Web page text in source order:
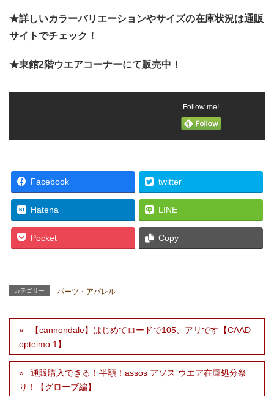
★詳しいカラーバリエーションやサイズの在庫状況は通販
サイトでチェック！
★東館2階ウエアコーナーにて販売中！
Follow me!
Facebook twitter
Hatena LINE
Pocket Copy
カテゴリー パーツ・アパレル
【cannondale】はじめてロードで105、アリです【CAAD
opteimo 1】
通販購入できる！半額！assos アソス ウエア在庫処分祭
り！【グローブ編】